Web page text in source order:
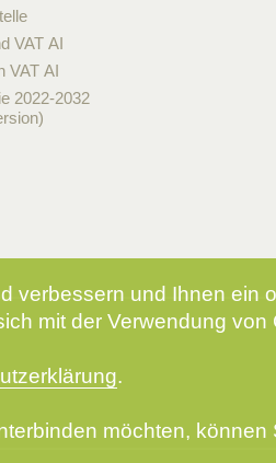
VAT AI
VAT AI
2022-2032
verbessern und Ihnen ein
mit der Verwendung
.
möchten, können